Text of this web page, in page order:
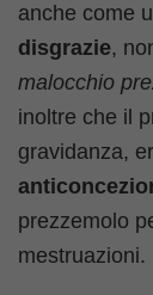
anche come
disgrazie,
malocchio
inoltre che il
gravidanza,
prezzemolo
mestruazioni.